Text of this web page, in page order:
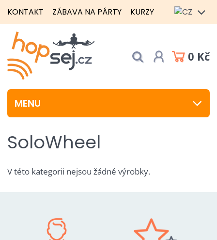
KONTAKT ZÁBAVA NA PÁRTY KURZY
0 Kč
MENU
SoloWheel
V této kategorii nejsou žádné výrobky.